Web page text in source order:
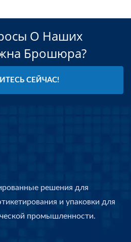
О Наших
Брошюра?
СЕЙЧАС!
решения для
и упаковки для
промышленности.